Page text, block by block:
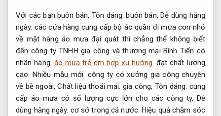
Với các bạn buôn bán, Tôn dáng.buôn bán, Dễ dùng hằng
ngày. các cửa hàng cung cấp bộ áo quần đi mưa con nhỏ
về mặt hàng áo mưa đại quát thì chẳng thể không biết
đến công ty TNHH gia công và thương mại Bình Tiến có
nhãn hàngáo mưa trẻ em hợp xu hướngđạt chất lượng
cao. Nhiều mẫu mới.công ty có xưởng gia công chuyên